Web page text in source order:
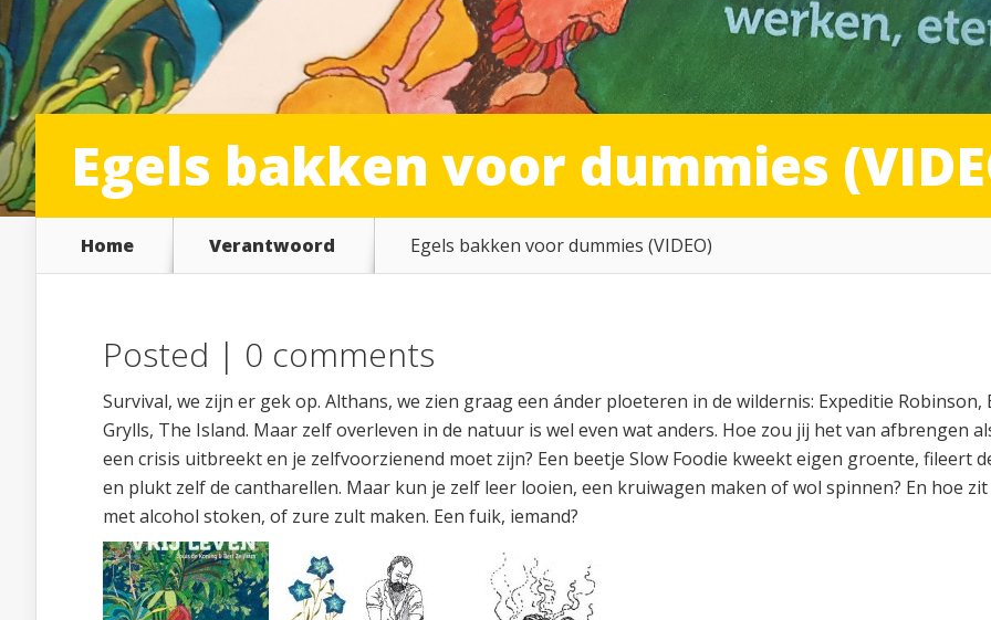
Egels bakken voor dummies
Home Verantwoord Egels bakken voor dummies (VIDEO)
Posted | 0 comments
Survival, we zijn er gek op. Althans, we zien graag een ánder ploeteren in de wildernis: Expeditie Robinson,
Grylls, The Island. Maar zelf overleven in de natuur is wel even wat anders. Hoe zou jij het van afbrengen
een crisis uitbreekt en je zelfvoorzienend moet zijn? Een beetje Slow Foodie kweekt eigen groente, fileert
en plukt zelf de cantharellen. Maar kun je zelf leer looien, een kruiwagen maken of wol spinnen? En hoe
met alcohol stoken, of zure zult maken. Een fuik, iemand?